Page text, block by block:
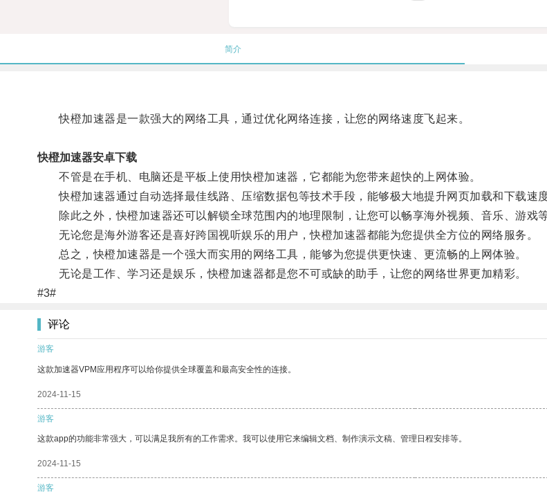
简介
快橙加速器是一款强大的网络工具，通过优化网络连接，让您的网络速度飞起来。
快橙加速器安卓下载
不管是在手机、电脑还是平板上使用快橙加速器，它都能为您带来超快的上网体验。
快橙加速器通过自动选择最佳线路、压缩数据包等技术手段，能够极大地提升网页加载和下载速
除此之外，快橙加速器还可以解锁全球范围内的地理限制，让您可以畅享海外视频、音乐、游戏等
无论您是海外游客还是喜好跨国视听娱乐的用户，快橙加速器都能为您提供全方位的网络服务。
总之，快橙加速器是一个强大而实用的网络工具，能够为您提供更快速、更流畅的上网体验。
无论是工作、学习还是娱乐，快橙加速器都是您不可或缺的助手，让您的网络世界更加精彩。
#3#
评论
游客
这款加速器VPM应用程序可以给你提供全球覆盖和最高安全性的连接。
2024-11-15
游客
这款app的功能非常强大，可以满足我所有的工作需求。我可以使用它来编辑文档、制作演示文稿、管理日程安排等。
2024-11-15
游客